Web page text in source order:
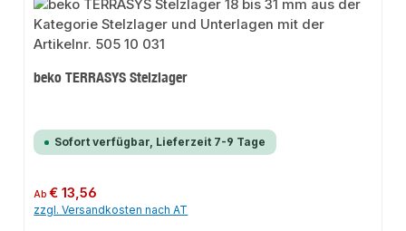
beko TERRASYS Stelzlager
Sofort verfügbar, Lieferzeit 7-9 Tage
Regulärer Preis:
Ab€ 13,56
zzgl. Versandkosten nach AT